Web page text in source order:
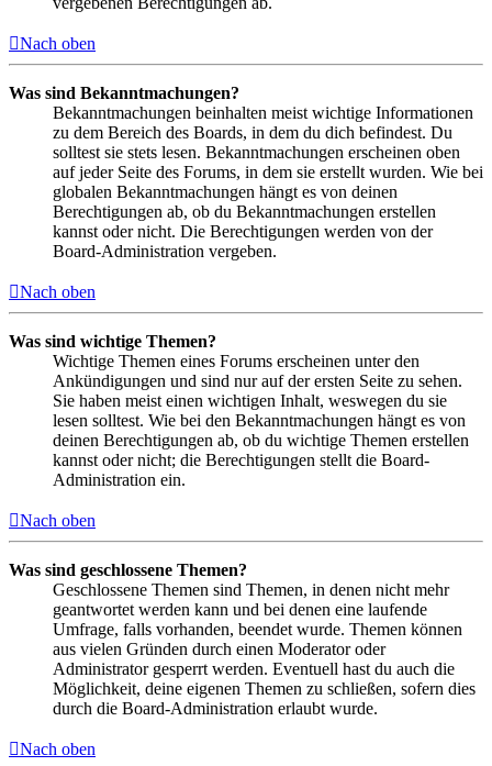
Nach oben
Was sind Bekanntmachungen?
Bekanntmachungen beinhalten meist wichtige Informationen
zu dem Bereich des Boards, in dem du dich befindest. Du
solltest sie stets lesen. Bekanntmachungen erscheinen oben
auf jeder Seite des Forums, in dem sie erstellt wurden. Wie bei
globalen Bekanntmachungen hängt es von deinen
Berechtigungen ab, ob du Bekanntmachungen erstellen
kannst oder nicht. Die Berechtigungen werden von der
Board-Administration vergeben.
Nach oben
Was sind wichtige Themen?
Wichtige Themen eines Forums erscheinen unter den
Ankündigungen und sind nur auf der ersten Seite zu sehen.
Sie haben meist einen wichtigen Inhalt, weswegen du sie
lesen solltest. Wie bei den Bekanntmachungen hängt es von
deinen Berechtigungen ab, ob du wichtige Themen erstellen
kannst oder nicht; die Berechtigungen stellt die Board-
Administration ein.
Nach oben
Was sind geschlossene Themen?
Geschlossene Themen sind Themen, in denen nicht mehr
geantwortet werden kann und bei denen eine laufende
Umfrage, falls vorhanden, beendet wurde. Themen können
aus vielen Gründen durch einen Moderator oder
Administrator gesperrt werden. Eventuell hast du auch die
Möglichkeit, deine eigenen Themen zu schließen, sofern dies
durch die Board-Administration erlaubt wurde.
Nach oben